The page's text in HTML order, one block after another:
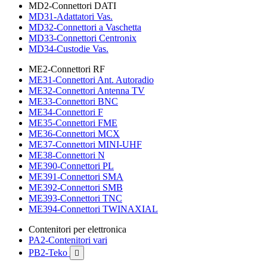
MD2-Connettori DATI
MD31-Adattatori Vas.
MD32-Connettori a Vaschetta
MD33-Connettori Centronix
MD34-Custodie Vas.
ME2-Connettori RF
ME31-Connettori Ant. Autoradio
ME32-Connettori Antenna TV
ME33-Connettori BNC
ME34-Connettori F
ME35-Connettori FME
ME36-Connettori MCX
ME37-Connettori MINI-UHF
ME38-Connettori N
ME390-Connettori PL
ME391-Connettori SMA
ME392-Connettori SMB
ME393-Connettori TNC
ME394-Connettori TWINAXIAL
Contenitori per elettronica
PA2-Contenitori vari
PB2-Teko
